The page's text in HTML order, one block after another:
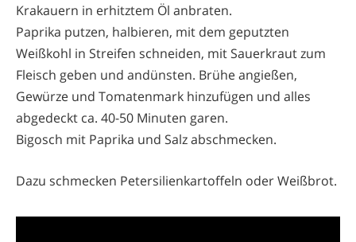
Krakauern in erhitztem Öl anbraten.
Paprika putzen, halbieren, mit dem geputzten
Weißkohl in Streifen schneiden, mit Sauerkraut zum
Fleisch geben und andünsten. Brühe angießen,
Gewürze und Tomatenmark hinzufügen und alles
abgedeckt ca. 40-50 Minuten garen.
Bigosch mit Paprika und Salz abschmecken.
Dazu schmecken Petersilienkartoffeln oder Weißbrot.